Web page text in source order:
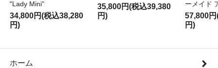
"Lady Mini"
34,800円(税込38,280
円)
35,800円(税込39,380
円)
ーメイド
57,800
円)
ホーム